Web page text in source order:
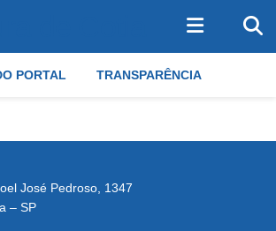
PORTAL TRANSPARÊNCIA
José Pedroso, 1347
– SP